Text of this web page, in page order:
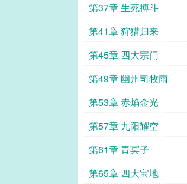
第37章 生死搏斗
第41章 狩猎归来
第45章 四大宗门
第49章 幽州司牧雨
第53章 赤焰金光
第57章 九阳耀空
第61章 青冥子
第65章 四大宝地